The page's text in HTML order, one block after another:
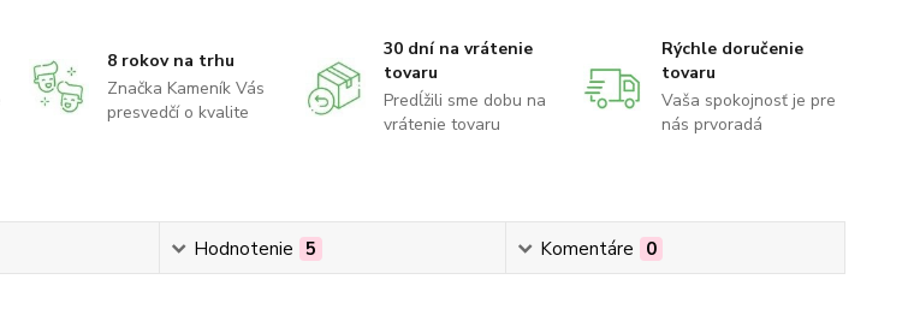
8 rokov na trhu
Značka Kameník Vás
presvedčí o kvalite
30 dní na vrátenie
tovaru
Predĺžili sme dobu na
vrátenie tovaru
Rýchle doručenie
tovaru
Vaša spokojnosť je pre
nás prvoradá
Hodnotenie 5 Komentáre 0